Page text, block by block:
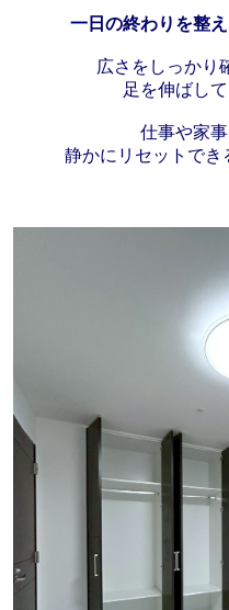
一日の終わりを整
広さをしっかり
足を伸ばし
仕事や家
静かにリセットでき